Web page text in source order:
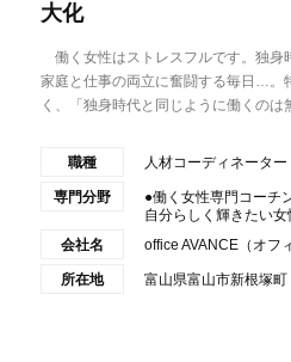
大化
働く女性はストレスフルです。独身
家庭と仕事の両立に奮闘する毎日…。
く、「独身時代と同じように働くのは
職種 人材コーディネーター
専門分野
●働く女性専門コーチ
自分らしく輝きたい女
会社名
office AVANCE（オフ
所在地 富山県富山市新根塚町